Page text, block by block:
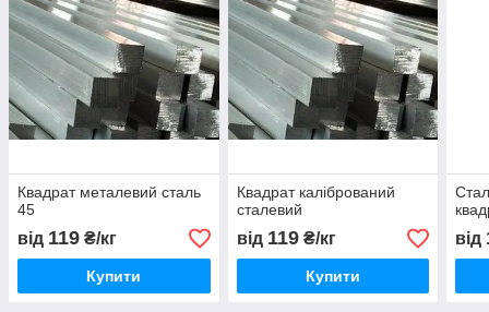
Квадрат металевий сталь
45
від 119 ₴/кг
Купити
Квадрат калібрований
сталевий
від 119₴/кг
Купити
від